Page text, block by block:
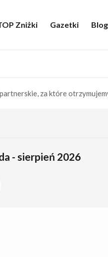
Zniżki Gazetki Blog
za które
- sierpień 2026